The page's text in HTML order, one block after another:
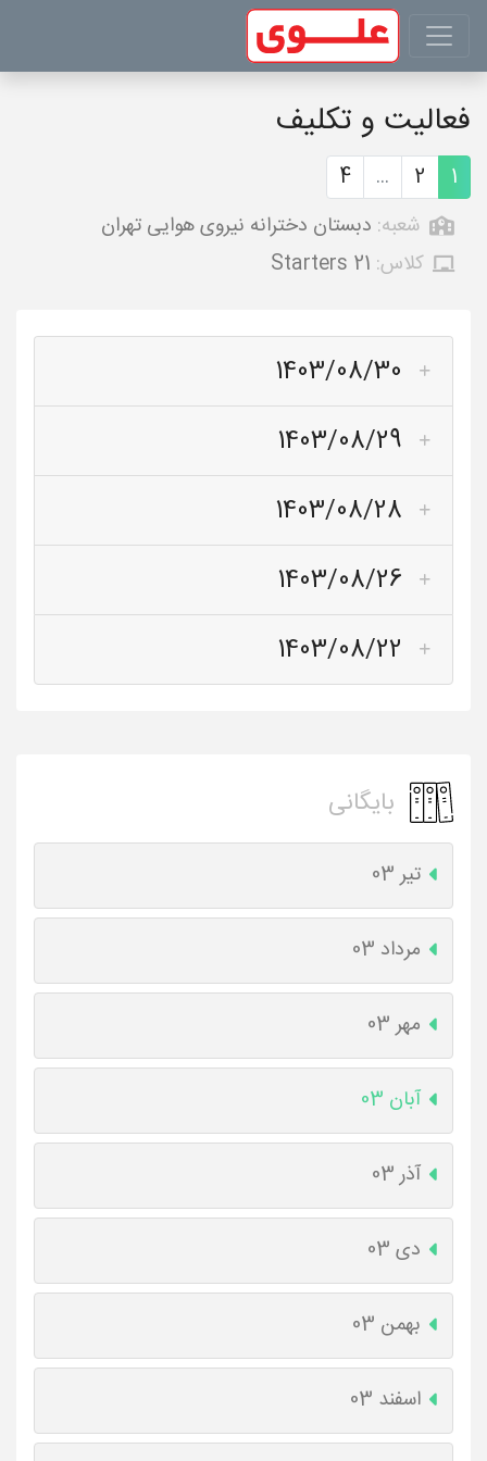
فعالیت و تکلیف
1
2
...
4
شعبه: دبستان دخترانه نیروی هوایی تهران
کلاس: Starters 21
1403/08/30
1403/08/29
1403/08/28
1403/08/26
1403/08/22
بایگانی
تیر 03
مرداد 03
مهر 03
آبان 03
آذر 03
دی 03
بهمن 03
اسفند 03